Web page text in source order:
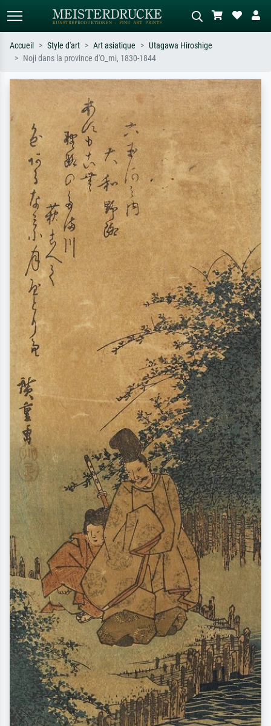
Recherchez par artiste, titre ou style –
ex. Monet, Nuit étoilée,
impressionnisme, vague de Hokusai,
nu.
Décrivez la scène – ex. prairie verte,
abstrait avec beaucoup de rouge,
tableau sombre, nu debout près d'un
Accueil Style d'art Art asiatique
Utagawa Hiroshige
Noji dans la province d'O_mi, 1830-1844